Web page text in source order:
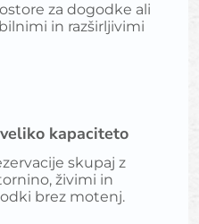
za dogodke ali
in razširljivimi
kapaciteto
skupaj z
živimi in
brez motenj.